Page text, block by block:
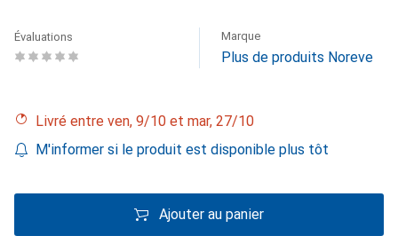
Évaluations Marque
Plus de produits Noreve
Livré entre ven, 9/10 et mar, 27/10
M'informer si le produit est disponible plus tôt
Ajouter au panier